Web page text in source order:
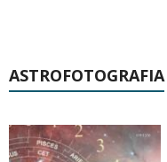
ASTROFOTOGRAFIA